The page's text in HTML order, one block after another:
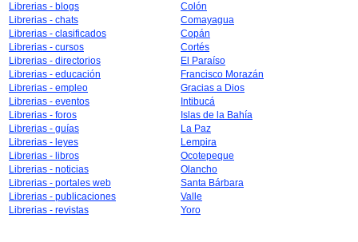
Librerias - blogs
Librerias - chats
Librerias - clasificados
Librerias - cursos
Librerias - directorios
Librerias - educación
Librerias - empleo
Librerias - eventos
Librerias - foros
Librerias - guías
Librerias - leyes
Librerias - libros
Librerias - noticias
Librerias - portales web
Librerias - publicaciones
Librerias - revistas
Colón
Comayagua
Copán
Cortés
El Paraíso
Francisco Morazán
Gracias a Dios
Intibucá
Islas de la Bahía
La Paz
Lempira
Ocotepeque
Olancho
Santa Bárbara
Valle
Yoro